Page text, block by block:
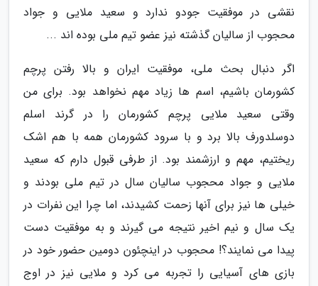
نقشی در موفقیت جودو ندارد و سعید ملایی و جواد
محجوب از سالیان گذشته نیز عضو تیم ملی بوده اند ...
اگر دنبال بحث ملی، موفقیت ایران و بالا رفتن پرچم
کشورمان باشیم، اسم ها زیاد مهم نخواهد بود. برای من
وقتی سعید ملایی پرچم کشورمان را در گرند اسلم
دوسلدورف بالا برد و با سرود کشورمان همه با هم اشک
ریختیم، مهم و ارزشمند بود. از طرفی قبول دارم که سعید
ملایی و جواد محجوب سالیان سال در تیم ملی بودند و
خیلی ها نیز برای آنها زحمت کشیدند، اما چرا این نفرات در
یک سال و نیم اخیر نتیجه می گیرند و به موفقیت دست
پیدا می نمایند؟! محجوب در اینچئون دومین حضور خود در
بازی های آسیایی را تجربه می کرد و ملایی نیز در اوج